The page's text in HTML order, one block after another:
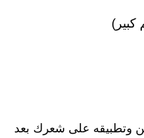
وتطبيقه على شعرك بعد